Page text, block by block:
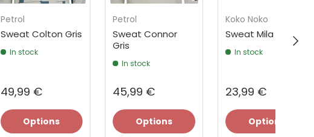
Next
Petrol
Sweat Colton Gris
In stock
49,99 €
Options
Petrol
Sweat Connor
Gris
In stock
45,99 €
Options
Koko Noko
Sweat Mila Écru
In stock
23,99 €
Options